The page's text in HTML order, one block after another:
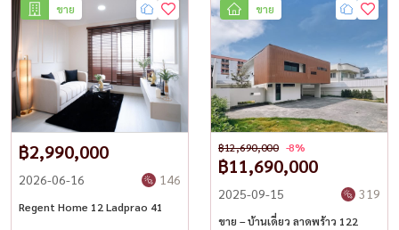
– ยืนยันรายการโดย Housewa Thailand
– เหมาะสำหรับครอบครัวหรือมืออาชีพที่มองหาความสะดวกสบายในเมือง
สิ่งอำนวยความสะดวกใกล้เคียง:
– ใกล้ทางด่วน ถนนสุคนธสวัสดิ์ ถนนประเสริฐมนูกิจ – อีสต์วิลล์, แฟชั่นไอส์
แลนด์, ซีดีซี และห้างสรรพสินค้าไลฟ์สไตล์ชั้นนำ
– เข้าออกได้หลายเส้นทาง การจราจรคล่องตัว
– พื้นที่ใกล้เคียงเงียบสงบ ปลอดภัย พร้อมการใช้ชีวิตในเมืองที่ยอดเยี่ยม
--------------------------------------------------------------
ขาย
฿2,990,000
2026-06-16 146
Regent Home 12 Ladprao 41
ขาย
฿11,690,000
฿12,690,000 -8%
2025-09-15 319
ขาย – บ้านเดี่ยว ลาดพร้าว 122